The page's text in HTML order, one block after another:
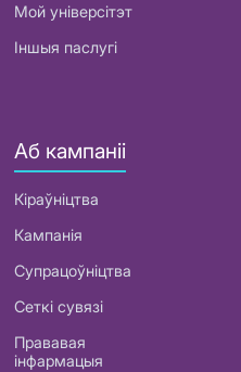
Мой універсітэт
Іншыя паслугі
Аб кампаніі
Кіраўніцтва
Кампанія
Супрацоўніцтва
Сеткі сувязі
Прававая
інфармацыя